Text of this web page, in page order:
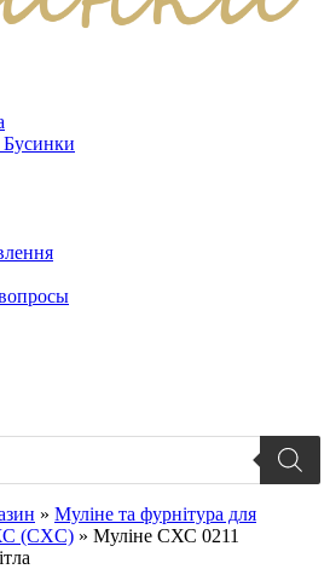
Бусинки
» Муліне та фурнітура для
(CXC) » Муліне СХС 0211